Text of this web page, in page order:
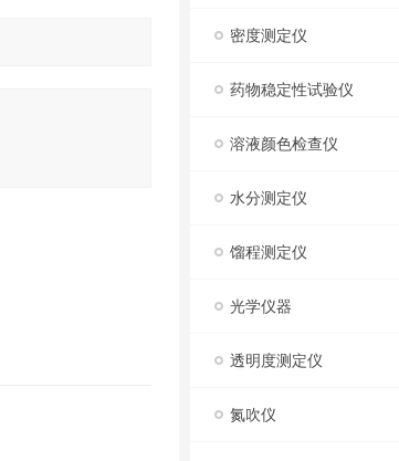
密度测定仪
药物稳定性试验仪
溶液颜色检查仪
水分测定仪
馏程测定仪
光学仪器
透明度测定仪
氮吹仪